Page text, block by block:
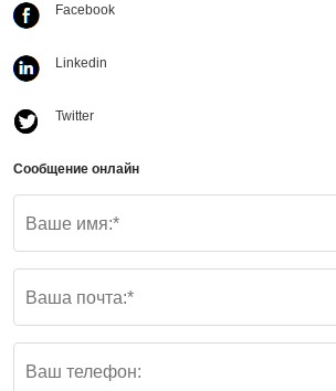
Facebook
Linkedin
Twitter
Сообщение онлайн